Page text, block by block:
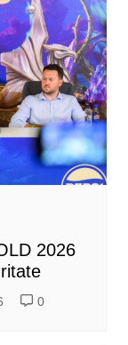
2026
0